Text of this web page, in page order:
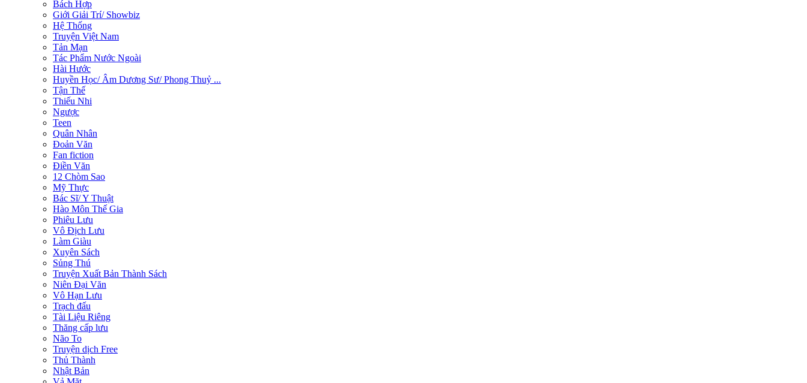
Bách Hợp
Giới Giải Trí/ Showbiz
Hệ Thống
Truyện Việt Nam
Tản Mạn
Tác Phẩm Nước Ngoài
Hài Hước
Huyền Học/ Âm Dương Sư/ Phong Thuỷ ...
Tận Thế
Thiếu Nhi
Ngược
Teen
Quân Nhân
Đoản Văn
Fan fiction
Điền Văn
12 Chòm Sao
Mỹ Thực
Bác Sĩ/ Y Thuật
Hào Môn Thế Gia
Phiêu Lưu
Vô Địch Lưu
Làm Giàu
Xuyên Sách
Sủng Thú
Truyện Xuất Bản Thành Sách
Niên Đại Văn
Vô Hạn Lưu
Trạch đấu
Tài Liệu Riêng
Thăng cấp lưu
Não To
Truyện dịch Free
Thủ Thành
Nhật Bản